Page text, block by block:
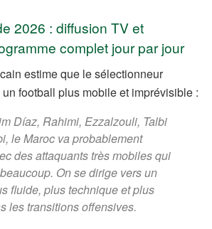
2026 : diffusion TV et
complet jour par jour
estime que le sélectionneur
football plus mobile et imprévisible :
Díaz, Rahimi, Ezzalzouli, Talbi
le Maroc va probablement
des attaquants très mobiles qui
On se dirige vers un
fluide, plus technique et plus
les transitions offensives.